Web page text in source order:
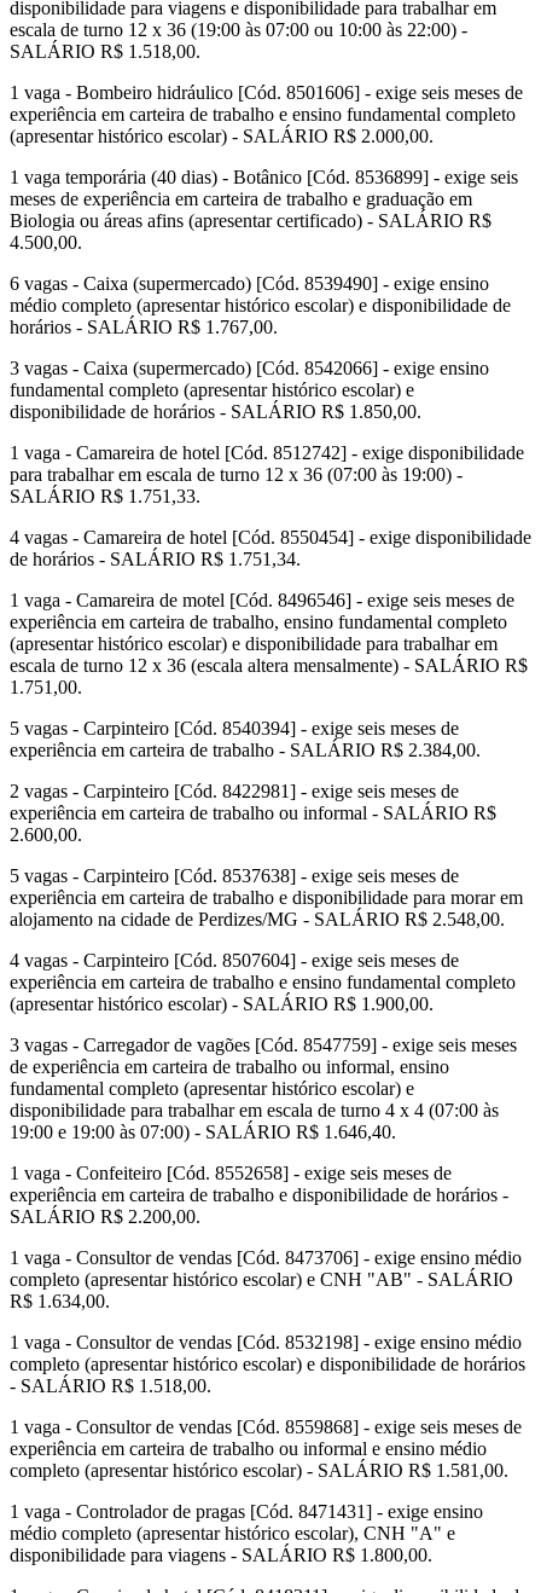
disponibilidade para viagens e disponibilidade para trabalhar em
escala de turno 12 x 36 (19:00 às 07:00 ou 10:00 às 22:00) -
SALÁRIO R$ 1.518,00.
1 vaga - Bombeiro hidráulico [Cód. 8501606] - exige seis meses de
experiência em carteira de trabalho e ensino fundamental completo
(apresentar histórico escolar) - SALÁRIO R$ 2.000,00.
1 vaga temporária (40 dias) - Botânico [Cód. 8536899] - exige seis
meses de experiência em carteira de trabalho e graduação em
Biologia ou áreas afins (apresentar certificado) - SALÁRIO R$
4.500,00.
6 vagas - Caixa (supermercado) [Cód. 8539490] - exige ensino
médio completo (apresentar histórico escolar) e disponibilidade de
horários - SALÁRIO R$ 1.767,00.
3 vagas - Caixa (supermercado) [Cód. 8542066] - exige ensino
fundamental completo (apresentar histórico escolar) e
disponibilidade de horários - SALÁRIO R$ 1.850,00.
1 vaga - Camareira de hotel [Cód. 8512742] - exige disponibilidade
para trabalhar em escala de turno 12 x 36 (07:00 às 19:00) -
SALÁRIO R$ 1.751,33.
4 vagas - Camareira de hotel [Cód. 8550454] - exige disponibilidade
de horários - SALÁRIO R$ 1.751,34.
1 vaga - Camareira de motel [Cód. 8496546] - exige seis meses de
experiência em carteira de trabalho, ensino fundamental completo
(apresentar histórico escolar) e disponibilidade para trabalhar em
escala de turno 12 x 36 (escala altera mensalmente) - SALÁRIO R$
1.751,00.
5 vagas - Carpinteiro [Cód. 8540394] - exige seis meses de
experiência em carteira de trabalho - SALÁRIO R$ 2.384,00.
2 vagas - Carpinteiro [Cód. 8422981] - exige seis meses de
experiência em carteira de trabalho ou informal - SALÁRIO R$
2.600,00.
5 vagas - Carpinteiro [Cód. 8537638] - exige seis meses de
experiência em carteira de trabalho e disponibilidade para morar em
alojamento na cidade de Perdizes/MG - SALÁRIO R$ 2.548,00.
4 vagas - Carpinteiro [Cód. 8507604] - exige seis meses de
experiência em carteira de trabalho e ensino fundamental completo
(apresentar histórico escolar) - SALÁRIO R$ 1.900,00.
3 vagas - Carregador de vagões [Cód. 8547759] - exige seis meses
de experiência em carteira de trabalho ou informal, ensino
fundamental completo (apresentar histórico escolar) e
disponibilidade para trabalhar em escala de turno 4 x 4 (07:00 às
19:00 e 19:00 às 07:00) - SALÁRIO R$ 1.646,40.
1 vaga - Confeiteiro [Cód. 8552658] - exige seis meses de
experiência em carteira de trabalho e disponibilidade de horários -
SALÁRIO R$ 2.200,00.
1 vaga - Consultor de vendas [Cód. 8473706] - exige ensino médio
completo (apresentar histórico escolar) e CNH "AB" - SALÁRIO
R$ 1.634,00.
1 vaga - Consultor de vendas [Cód. 8532198] - exige ensino médio
completo (apresentar histórico escolar) e disponibilidade de horários
- SALÁRIO R$ 1.518,00.
1 vaga - Consultor de vendas [Cód. 8559868] - exige seis meses de
experiência em carteira de trabalho ou informal e ensino médio
completo (apresentar histórico escolar) - SALÁRIO R$ 1.581,00.
1 vaga - Controlador de pragas [Cód. 8471431] - exige ensino
médio completo (apresentar histórico escolar), CNH "A" e
disponibilidade para viagens - SALÁRIO R$ 1.800,00.